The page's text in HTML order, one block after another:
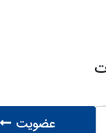
عضویت